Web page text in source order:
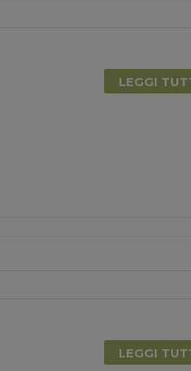
LEGGI
LEGGI